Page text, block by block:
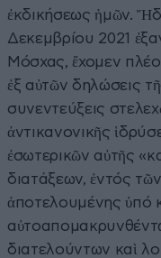
ἐκδικήσεως ἡμῶν.
Δεκεμβρίου 2021
Μόσχας, ἔχομεν
ἐξ αὐτῶν δηλώσεις
συνεντεύξεις
ἀντικανονικῆς
ἐσωτερικῶν αὐτῆς
διατάξεων, ἐντός
ἀποτελουμένης ὑπό
διατελούντων καὶ